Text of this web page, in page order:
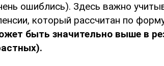
ошиблись). Здесь важно
который рассчитан по
быть значительно выше в